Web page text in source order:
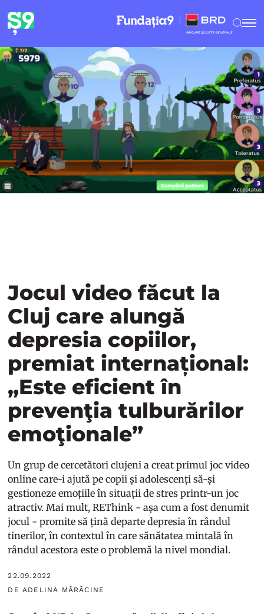
Jocul video făcut la
Cluj care alungă
depresia copiilor,
premiat internațional:
„Este eficient în
prevenţia tulburărilor
emoţionale”
Un grup de cercetători clujeni a creat primul joc video
online care-i ajută pe copii și adolescenți să-și
gestioneze emoțiile în situații de stres printr-un joc
atractiv. Mai mult, REThink - așa cum a fost denumit
jocul - promite să țină departe depresia în rândul
tinerilor, în contextul în care sănătatea mintală în
rândul acestora este o problemă la nivel mondial.
22.09.2022
DE ADELINA MĂRĂCINE